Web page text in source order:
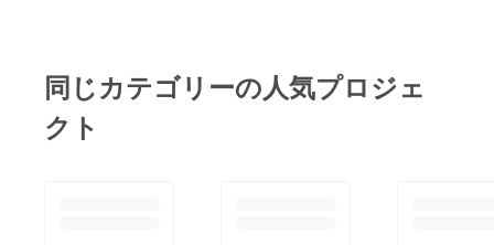
同じカテゴリーの人気プロジェ
クト